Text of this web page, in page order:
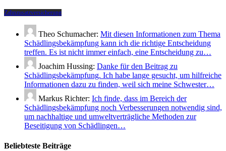
Zahnzusatzversicherung
Theo Schumacher: Mit diesen Informationen zum Thema
Schädlingsbekämpfung kann ich die richtige Entscheidung
treffen. Es ist nicht immer einfach, eine Entscheidung zu…
Joachim Hussing: Danke für den Beitrag zu
Schädlingsbekämpfung. Ich habe lange gesucht, um hilfreiche
Informationen dazu zu finden, weil sich meine Schwester…
Markus Richter: Ich finde, dass im Bereich der
Schädlingsbekämpfung noch Verbesserungen notwendig sind,
um nachhaltige und umweltverträgliche Methoden zur
Beseitigung von Schädlingen…
Beliebteste Beiträge